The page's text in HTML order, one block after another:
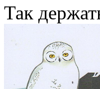
Так